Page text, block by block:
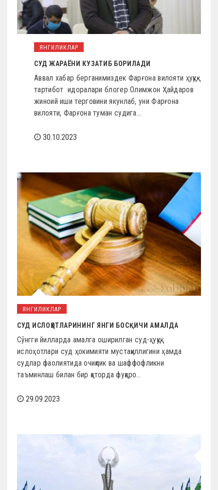
ЯНГИЛИКЛАР
СУД ЖАРАЁНИ КУЗАТИБ БОРИЛАДИ
Аввал хабар берганимиздек Фарғона вилояти ҳуқуқ-
тартибот идоралари блогер Олимжон Ҳайдаров
жиноий иши терговини якунлаб, уни Фарғона
вилояти, Фарғона туман судига…
30.10.2023
ЯНГИЛИКЛАР
СУД ИСЛОҲОТЛАРИНИНГ ЯНГИ БОСҚИЧИ АМАЛДА
Сўнгги йилларда амалга оширилган суд-ҳуқуқ
ислоҳотлари суд ҳокимияти мустақиллигини ҳамда
судлар фаолиятида очиқлик ва шаффофликни
таъминлаш билан бир қаторда фуқаро…
29.09.2023